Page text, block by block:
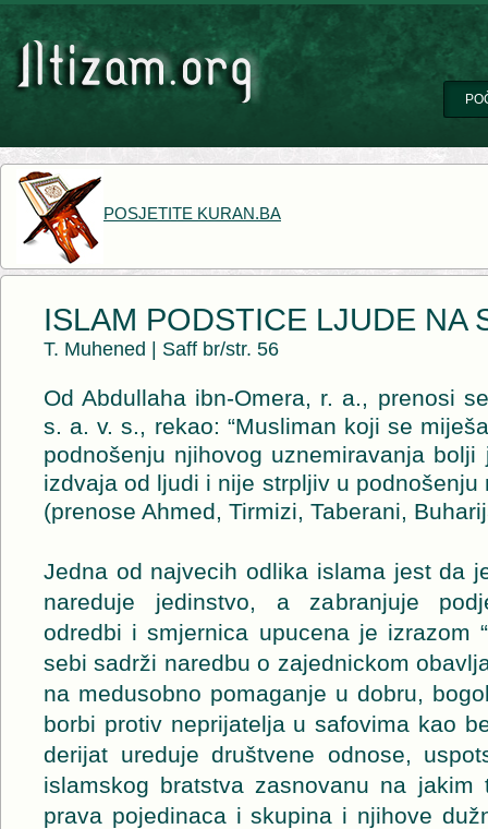
POSJETITE KURAN.BA
ISLAM PODSTICE LJUDE NA
T. Muhened Saff br/str. 56
Od Abdullaha ibn-Omera, r. a., prenosi
s. a. v. s., rekao: “Musliman koji se
podnošenju njihovog uznemiravanja
izdvaja od ljudi i nije strpljiv u podnošenju
(prenose Ahmed, Tirmizi, Taberani,
Jedna od najvecih odlika islama jest da
nareduje jedinstvo, a zabranjuje
odredbi i smjernica upucena je izrazom
sebi sadrži naredbu o zajednickom
na medusobno pomaganje u dobru,
borbi protiv neprijatelja u safovima kao
derijat ureduje društvene odnose,
islamskog bratstva zasnovanu na jakim
prava pojedinaca i skupina i njihove